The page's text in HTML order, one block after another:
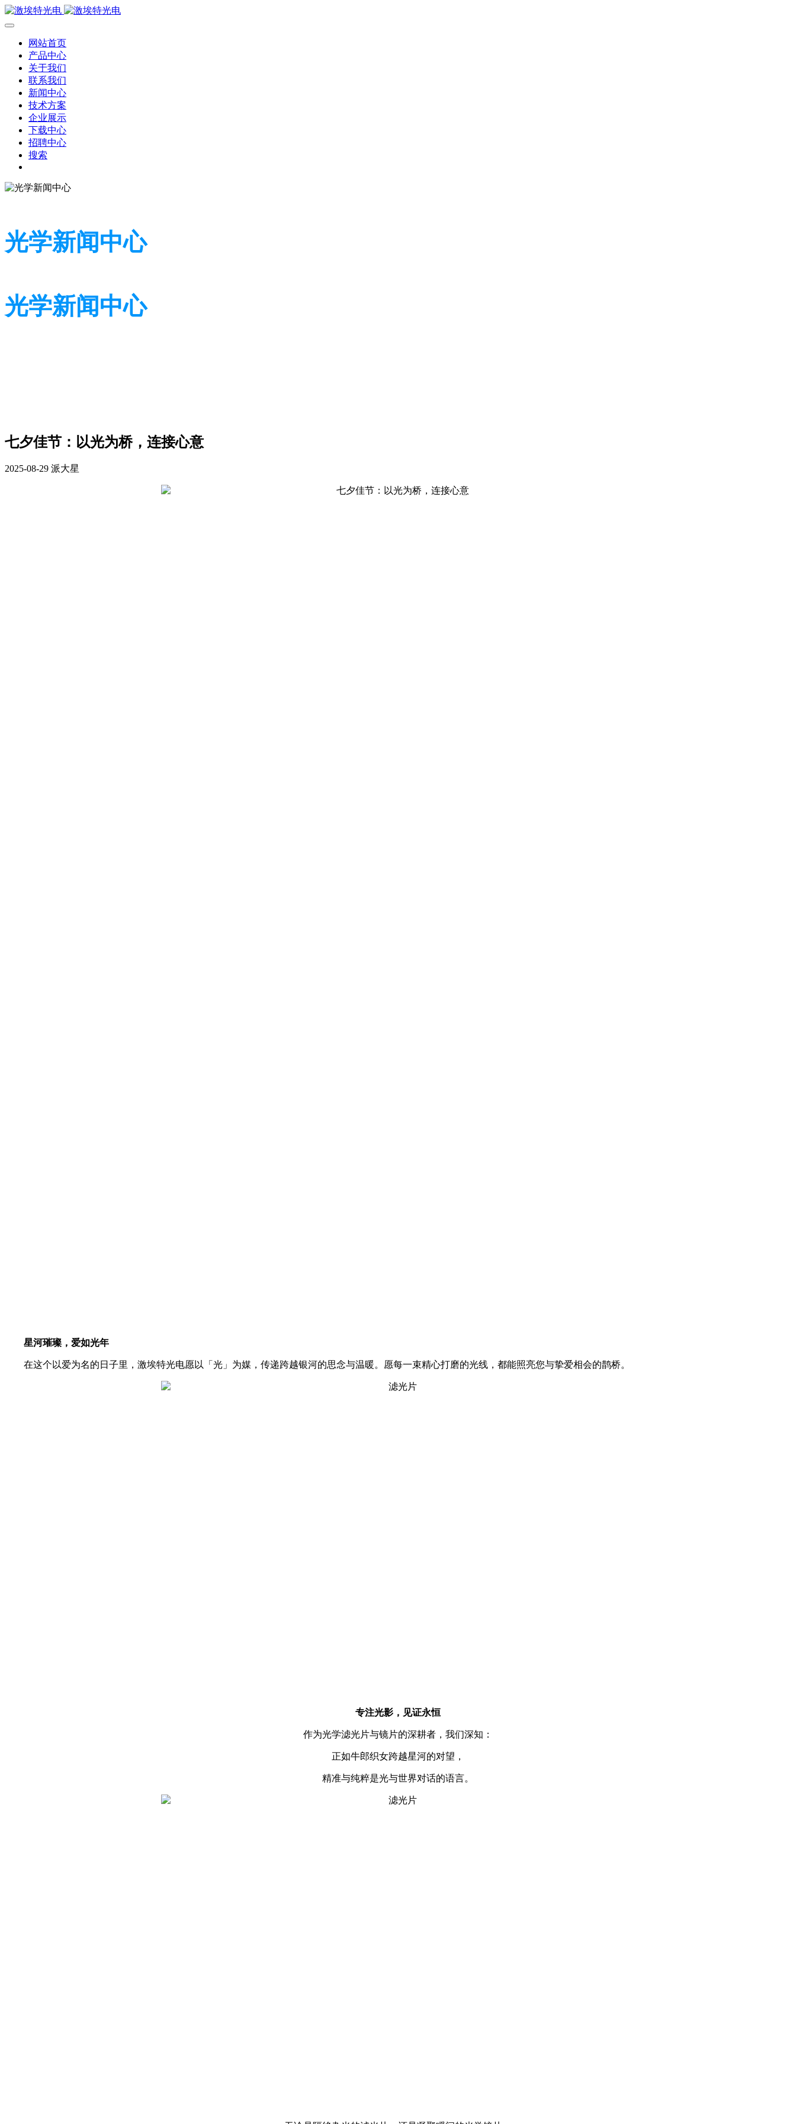
网站首页
产品中心
关于我们
联系我们
新闻中心
技术方案
企业展示
下载中心
招聘中心
搜索
光学新闻中心
光学新闻中心
​七夕佳节：以光为桥，连接心意
2025-08-29 派大星
星河璀璨，爱如光年
在这个以爱为名的日子里，激埃特光电愿以「光」为媒，传递跨越银河的思念与温暖。愿每一束精心打磨的光线，都能照亮您与挚爱相会的鹊桥。
专注光影，见证永恒
作为光学滤光片与镜片的深耕者，我们深知：
正如牛郎织女跨越星河的对望，
精准与纯粹是光与世界对话的语言。